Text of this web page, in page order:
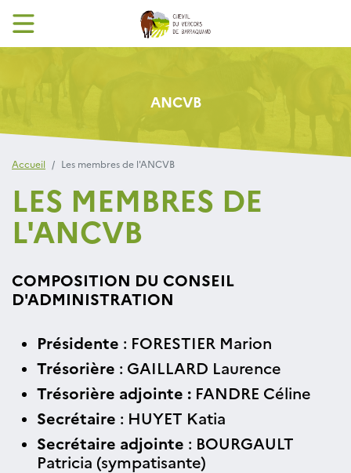
ANCVB
Accueil Les membres de l'ANCVB
LES MEMBRES DE
L'ANCVB
COMPOSITION DU CONSEIL
D'ADMINISTRATION
Présidente : FORESTIER Marion
Trésorière : GAILLARD Laurence
Trésorière adjointe : FANDRE Céline
Secrétaire : HUYET Katia
Secrétaire adjointe : BOURGAULT
Patricia (sympatisante)